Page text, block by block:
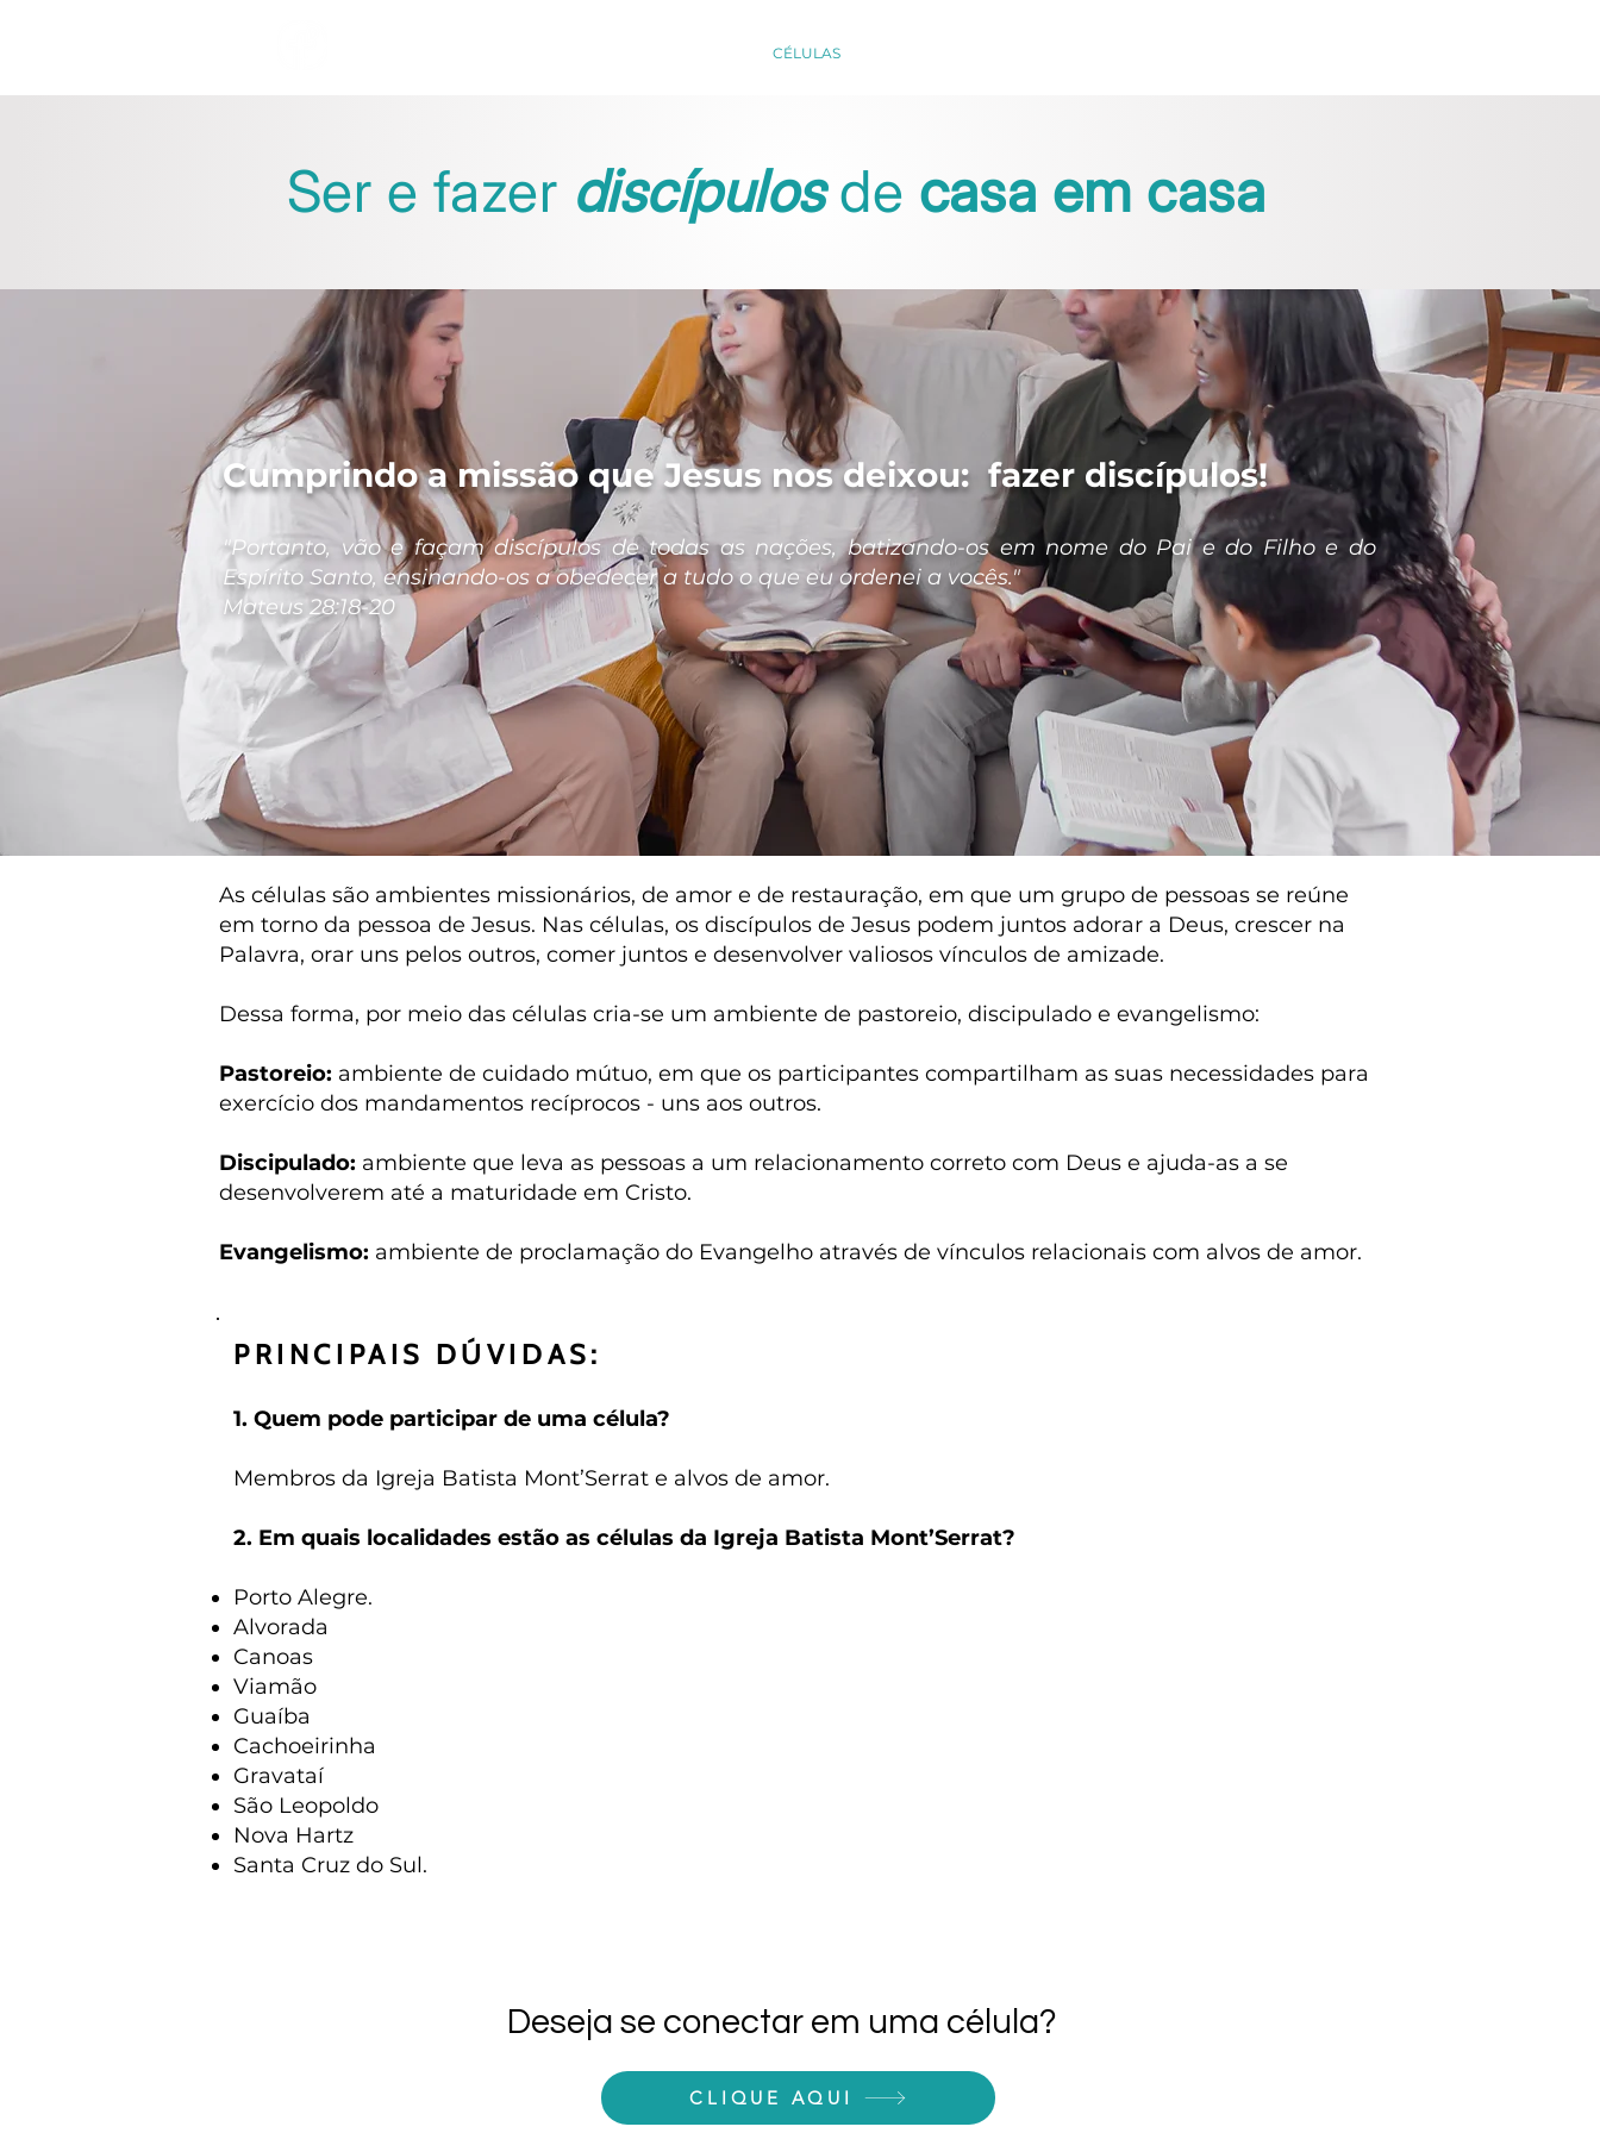
CÉLULAS
Ser e fazer discípulosde casa em casa
Cumprindo a missão que Jesus nos deixou: fazer discípulos!
"Portanto, vão e façam discípulos de todas as nações, batizando-os em nome do Pai e do Filho e do
Espírito Santo, ensinando-os a obedecer a tudo o que eu ordenei a vocês."
Mateus 28:18-20
As células são ambientes missionários, de amor e de restauração, em que um grupo de pessoas se reúne
em torno da pessoa de Jesus. Nas células, os discípulos de Jesus podem juntos adorar a Deus, crescer na
Palavra, orar uns pelos outros, comer juntos e desenvolver valiosos vínculos de amizade.
Dessa forma, por meio das células cria-se um ambiente de pastoreio, discipulado e evangelismo:
Pastoreio: ambiente de cuidado mútuo, em que os participantes compartilham as suas necessidades para
exercício dos mandamentos recíprocos - uns aos outros.
Discipulado: ambiente que leva as pessoas a um relacionamento correto com Deus e ajuda-as a se
desenvolverem até a maturidade em Cristo.
Evangelismo: ambiente de proclamação do Evangelho através de vínculos relacionais com alvos de amor.
PRINCIPAIS DÚVIDAS:
1. Quem pode participar de uma célula?
Membros da Igreja Batista Mont’Serrat e alvos de amor.
2. Em quais localidades estão as células da Igreja Batista Mont’Serrat?
Porto Alegre.
Alvorada
Canoas
Viamão
Guaíba
Cachoeirinha
Gravataí
São Leopoldo
Nova Hartz
Santa Cruz do Sul.
Deseja se conectar em uma célula?
CLIQUE AQUI